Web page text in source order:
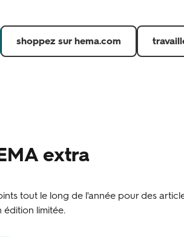
shoppez sur hema.com
extra
tout le long de l'année pour des
édition limitée.